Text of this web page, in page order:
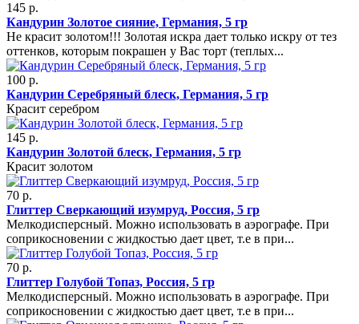
145 р.
Кандурин Золотое сияние, Германия, 5 гр
Не красит золотом!!! Золотая искра дает только искру от тез
оттенков, которым покрашен у Вас торт (теплых...
100 р.
Кандурин Серебряный блеск, Германия, 5 гр
Красит серебром
145 р.
Кандурин Золотой блеск, Германия, 5 гр
Красит золотом
70 р.
Глиттер Сверкающий изумруд, Россия, 5 гр
Мелкодисперсный. Можно использовать в аэрографе. При
соприкосновении с жидкостью дает цвет, т.е в при...
70 р.
Глиттер Голубой Топаз, Россия, 5 гр
Мелкодисперсный. Можно использовать в аэрографе. При
соприкосновении с жидкостью дает цвет, т.е в при...